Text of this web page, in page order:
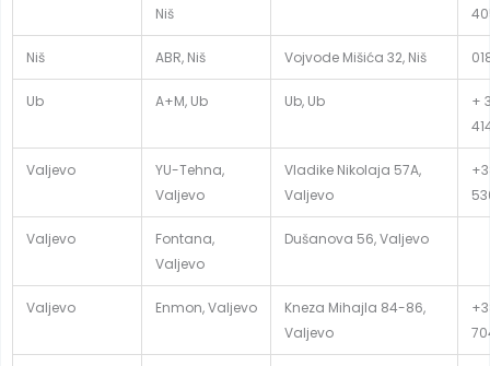
Niš
Niš ABR, Niš Vojvode Mišića 32, Niš
Ub A+M, Ub Ub, Ub
+
Valjevo
YU-Tehna,
Valjevo
Vladike Nikolaja 57A,
Valjevo
Valjevo
Fontana,
Valjevo
Dušanova 56, Valjevo
Valjevo Enmon, Valjevo
Kneza Mihajla 84-86,
Valjevo